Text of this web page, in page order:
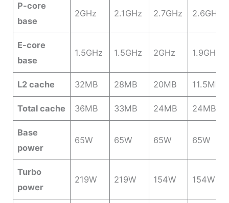
P-core
base
2GHz 2.1GHz 2.7GHz 2.6GHz
E-core
base
1.5GHz 1.5GHz 2GHz 1.9GHz
L2 cache 32MB 28MB 20MB 11.5MB
Total cache 36MB 33MB 24MB 24MB
Base
power
65W 65W 65W 65W
Turbo
power
219W 219W 154W 154W